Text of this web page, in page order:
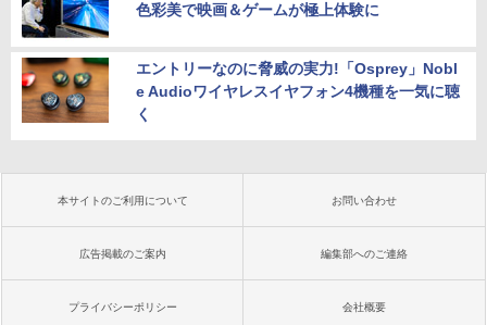
色彩美で映画＆ゲームが極上体験に
エントリーなのに脅威の実力!「Osprey」Nobl
e Audioワイヤレスイヤフォン4機種を一気に聴
く
本サイトのご利用について お問い合わせ
広告掲載のご案内 編集部へのご連絡
プライバシーポリシー 会社概要